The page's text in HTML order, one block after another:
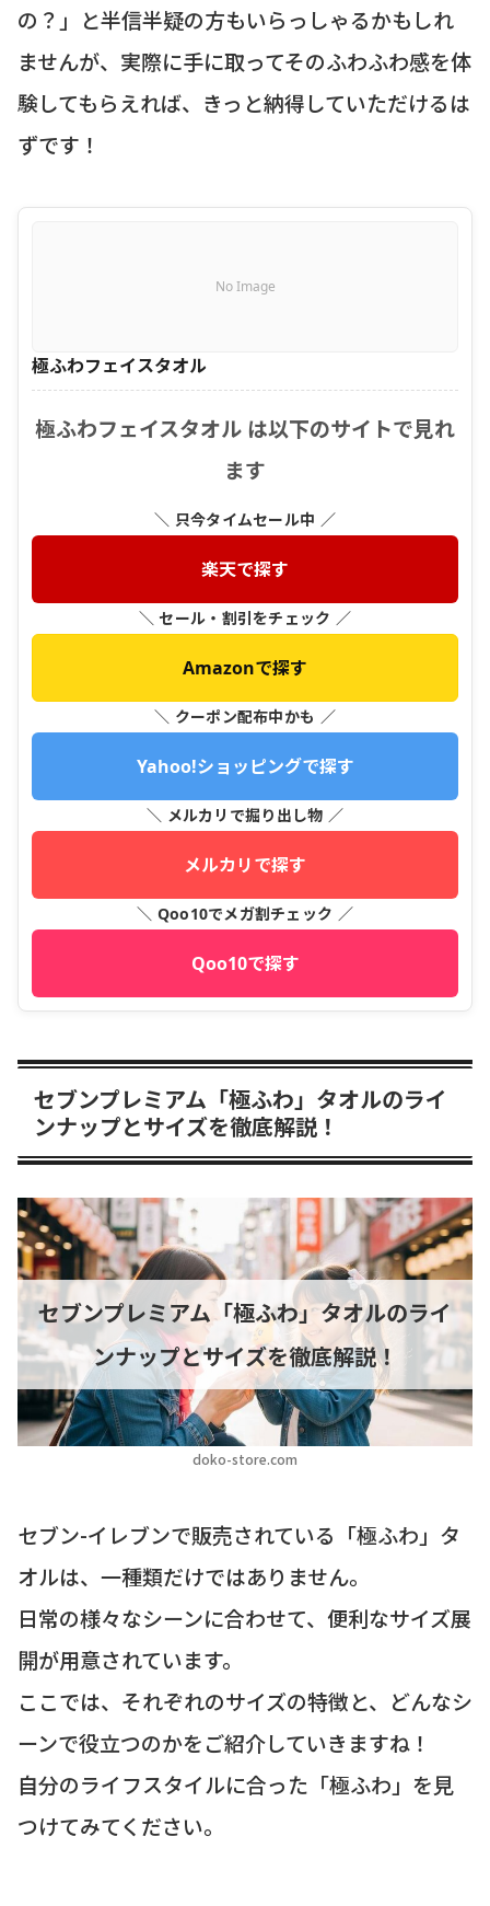
の？」と半信半疑の方もいらっしゃるかもしれ
ませんが、実際に手に取ってそのふわふわ感を体
験してもらえれば、きっと納得していただけるは
ずです！
No Image
極ふわフェイスタオル
極ふわフェイスタオル は以下のサイトで見れ
ます
＼ 只今タイムセール中 ／
楽天で探す
＼ セール・割引をチェック ／
Amazonで探す
＼ クーポン配布中かも ／
Yahoo!ショッピングで探す
＼ メルカリで掘り出し物 ／
メルカリで探す
＼ Qoo10でメガ割チェック ／
Qoo10で探す
セブンプレミアム「極ふわ」タオルのライ
ンナップとサイズを徹底解説！
doko-store.com
セブンプレミアム「極ふわ」タオルのライ
ンナップとサイズを徹底解説！
セブン-イレブンで販売されている「極ふわ」タ
オルは、一種類だけではありません。
日常の様々なシーンに合わせて、便利なサイズ展
開が用意されています。
ここでは、それぞれのサイズの特徴と、どんなシ
ーンで役立つのかをご紹介していきますね！
自分のライフスタイルに合った「極ふわ」を見
つけてみてください。